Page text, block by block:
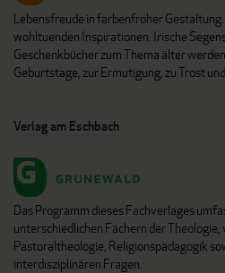
Lebensfreude in farbenfroher
wohltuenden Inspirationen. Irische
Geschenkbücher zum Thema älter
Geburtstage, zur Ermutigung, zu Trost
Verlag am Eschbach
Das Programm dieses Fachverlages
unterschiedlichen Fächern der
Pastoraltheologie, Religionspädagogik
interdisziplinären Fragen.